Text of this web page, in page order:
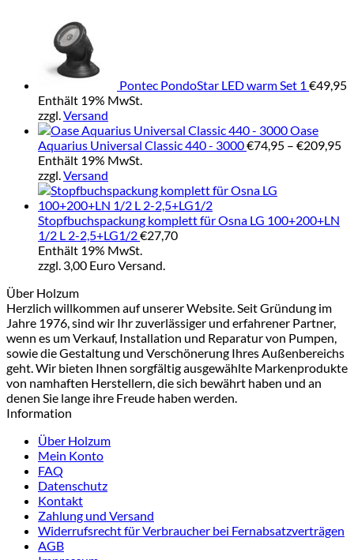
Pontec PondoStar LED warm Set 1 €49,95
Enthält 19% MwSt.
zzgl.Versand
Oase
Aquarius Universal Classic 440 - 3000€74,95 – €209,95
Enthält 19% MwSt.
zzgl.Versand
Stopfbuchspackung komplett für Osna LG 100+200+LN
1/2 L 2-2,5+LG1/2€27,70
Enthält 19% MwSt.
zzgl. 3,00 Euro Versand.
Über Holzum
Herzlich willkommen auf unserer Website. Seit Gründung im
Jahre 1976, sind wir Ihr zuverlässiger und erfahrener Partner,
wenn es um Verkauf, Installation und Reparatur von Pumpen,
sowie die Gestaltung und Verschönerung Ihres Außenbereichs
geht. Wir bieten Ihnen sorgfältig ausgewählte Markenprodukte
von namhaften Herstellern, die sich bewährt haben und an
denen Sie lange ihre Freude haben werden.
Information
Über Holzum
Mein Konto
FAQ
Datenschutz
Kontakt
Zahlung und Versand
Widerrufsrecht für Verbraucher bei Fernabsatzverträgen
AGB